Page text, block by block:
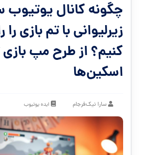
چگونه کانال
زیرلیوانی با تم بازی را
کنیم؟ از طرح مپ بازی
اسکین‌ها
سارا نیک‌فرجام ایده یوتیوب